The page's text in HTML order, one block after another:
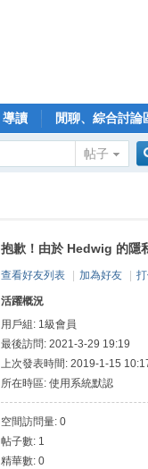
導讀 閒聊、綜合討論
帖子
索
抱歉！由於 Hedwig 的隱
查看好友列表 加為好友
活躍概況
用戶組: 1級會員
最後訪問: 2021-3-29 19:19
上次發表時間: 2019-1-15
所在時區: 使用系統默認
空間訪問量: 0
帖子數: 1
精華數: 0